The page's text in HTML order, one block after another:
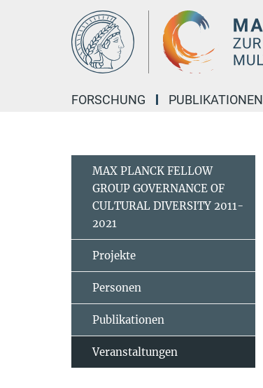
FORSCHUNG PUBLIKATIONEN
MAX PLANCK FELLOW
GROUP GOVERNANCE OF
CULTURAL DIVERSITY 2011-
2021
Projekte
Personen
Publikationen
Veranstaltungen